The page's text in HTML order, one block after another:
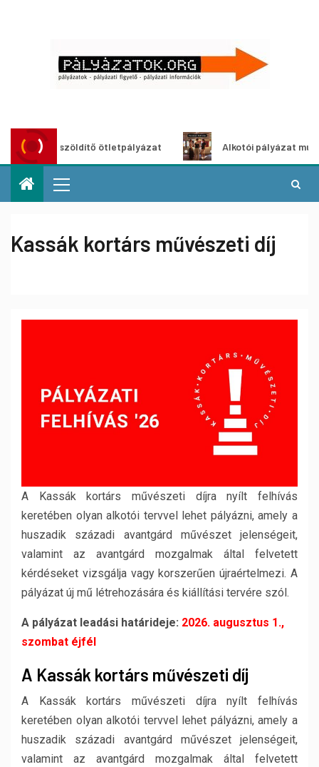
Városzöldítő ötletpályázat Alkotói pályázat
Kassák kortárs művészeti díj
A Kassák kortárs művészeti díjra nyílt felhívás
keretében olyan alkotói tervvel lehet pályázni, amely a
huszadik századi avantgárd művészet jelenségeit,
valamint az avantgárd mozgalmak által felvetett
kérdéseket vizsgálja vagy korszerűen újraértelmezi. A
pályázat új mű létrehozására és kiállítási tervére szól.
A pályázat leadási határideje: 2026. augusztus 1.,
szombat éjfél
A Kassák kortárs művészeti díj
A Kassák kortárs művészeti díjra nyílt felhívás
keretében olyan alkotói tervvel lehet pályázni, amely a
huszadik századi avantgárd művészet jelenségeit,
valamint az avantgárd mozgalmak által felvetett